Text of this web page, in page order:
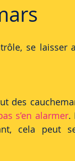
se
des
s’en alarmer.
cela peut